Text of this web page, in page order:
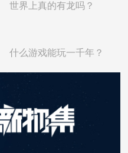
世界上真的有龙吗？
什么游戏能玩一千年？